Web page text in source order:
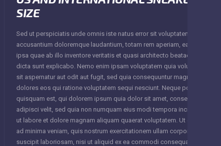
SIZE
Sed ut perspiciatis unde omnis iste natus error sit voluptatem
accusantium doloremque laudantium, totam rem aperiam, eaque
ipsa quae ab illo inventore veritatis et quasi architecto beatae vitae
dicta sunt explicabo. Nemo enim ipsam voluptatem quia voluptas
sit aspernatur aut odit aut fugit, sed quia consequuntur magni
dolores eos qui ratione voluptatem sequi nesciunt. Neque porro
quisquam est, qui dolorem ipsum quia dolor sit amet, consectetur,
adipisci velit, sed quia non numquam eius modi tempora incidunt
ut labore et dolore magnam aliquam quaerat voluptatem. Ut enim
ad minima veniam, quis nostrum exercitationem ullam corporis
suscipit laboriosam, nisi ut aliquid ex ea commodi consequatur?